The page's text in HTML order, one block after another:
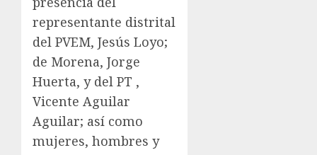
representante distrital
del PVEM, Jesús Loyo;
de Morena, Jorge
Huerta, y del PT ,
Vicente Aguilar
Aguilar; así como
mujeres, hombres y